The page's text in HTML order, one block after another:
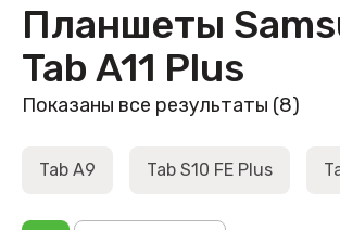
Планшеты
Tab A11 Plus
Показаны все результаты (8)
Tab A9 Tab S10 FE Plus